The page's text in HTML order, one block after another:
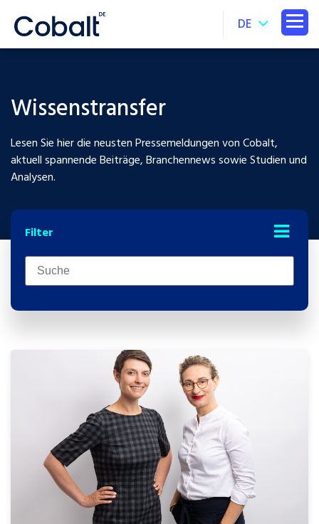
DE
Wissenstransfer
Lesen Sie hier die neusten Pressemeldungen von Cobalt,
aktuell spannende Beiträge, Branchennews sowie Studien und
Analysen.
Filter
Dies ist ein Suchfeld mit einer automatischen